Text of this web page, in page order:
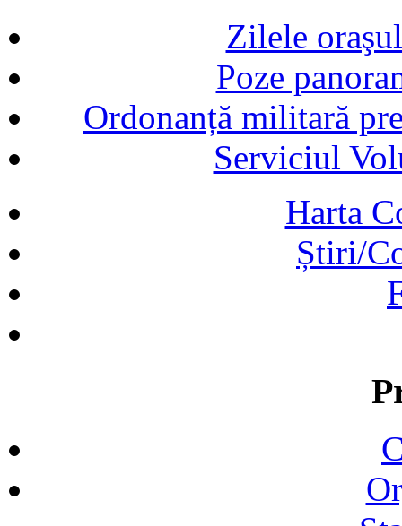
Zilele
Poze
Ordonanță militară
Serviciul
Harta
Știri/